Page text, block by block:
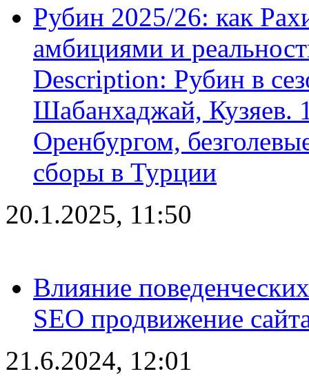
Рубин 2025/26: как
амбициями и
Description: Рубин в
Шабанхаджай, Кузяев.
Оренбургом,
сборы в Турции
20.1.2025, 11:50
Влияние
SEO продвижение
21.6.2024, 12:01